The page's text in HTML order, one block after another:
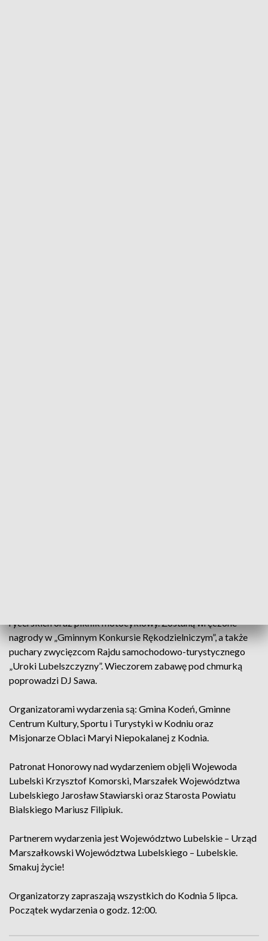
rycerskich oraz piknik motocyklowy. Zostaną wręczone
nagrody w „Gminnym Konkursie Rękodzielniczym”, a także
puchary zwycięzcom Rajdu samochodowo-turystycznego
„Uroki Lubelszczyzny”. Wieczorem zabawę pod chmurką
poprowadzi DJ Sawa.
Organizatorami wydarzenia są: Gmina Kodeń, Gminne
Centrum Kultury, Sportu i Turystyki w Kodniu oraz
Misjonarze Oblaci Maryi Niepokalanej z Kodnia.
Patronat Honorowy nad wydarzeniem objęli Wojewoda
Lubelski Krzysztof Komorski, Marszałek Województwa
Lubelskiego Jarosław Stawiarski oraz Starosta Powiatu
Bialskiego Mariusz Filipiuk.
Partnerem wydarzenia jest Województwo Lubelskie – Urząd
Marszałkowski Województwa Lubelskiego – Lubelskie.
Smakuj życie!
Organizatorzy zapraszają wszystkich do Kodnia 5 lipca.
Początek wydarzenia o godz. 12:00.